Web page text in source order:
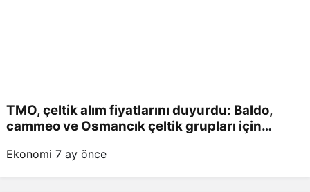
TMO, çeltik alım fiyatlarını duyurdu: Baldo,
cammeo ve Osmancık çeltik grupları için
Ekonomi 7 ay önce